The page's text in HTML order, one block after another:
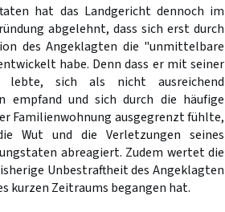
hat das Landgericht dennoch im
abgelehnt, dass sich erst durch
des Angeklagten die "unmittelbare
habe. Denn dass er mit seiner
lebte, sich als nicht ausreichend
empfand und sich durch die häufige
Familienwohnung ausgegrenzt fühlte,
Wut und die Verletzungen seines
abreagiert. Zudem wertet die
Unbestraftheit des Angeklagten
kurzen Zeitraums begangen hat.